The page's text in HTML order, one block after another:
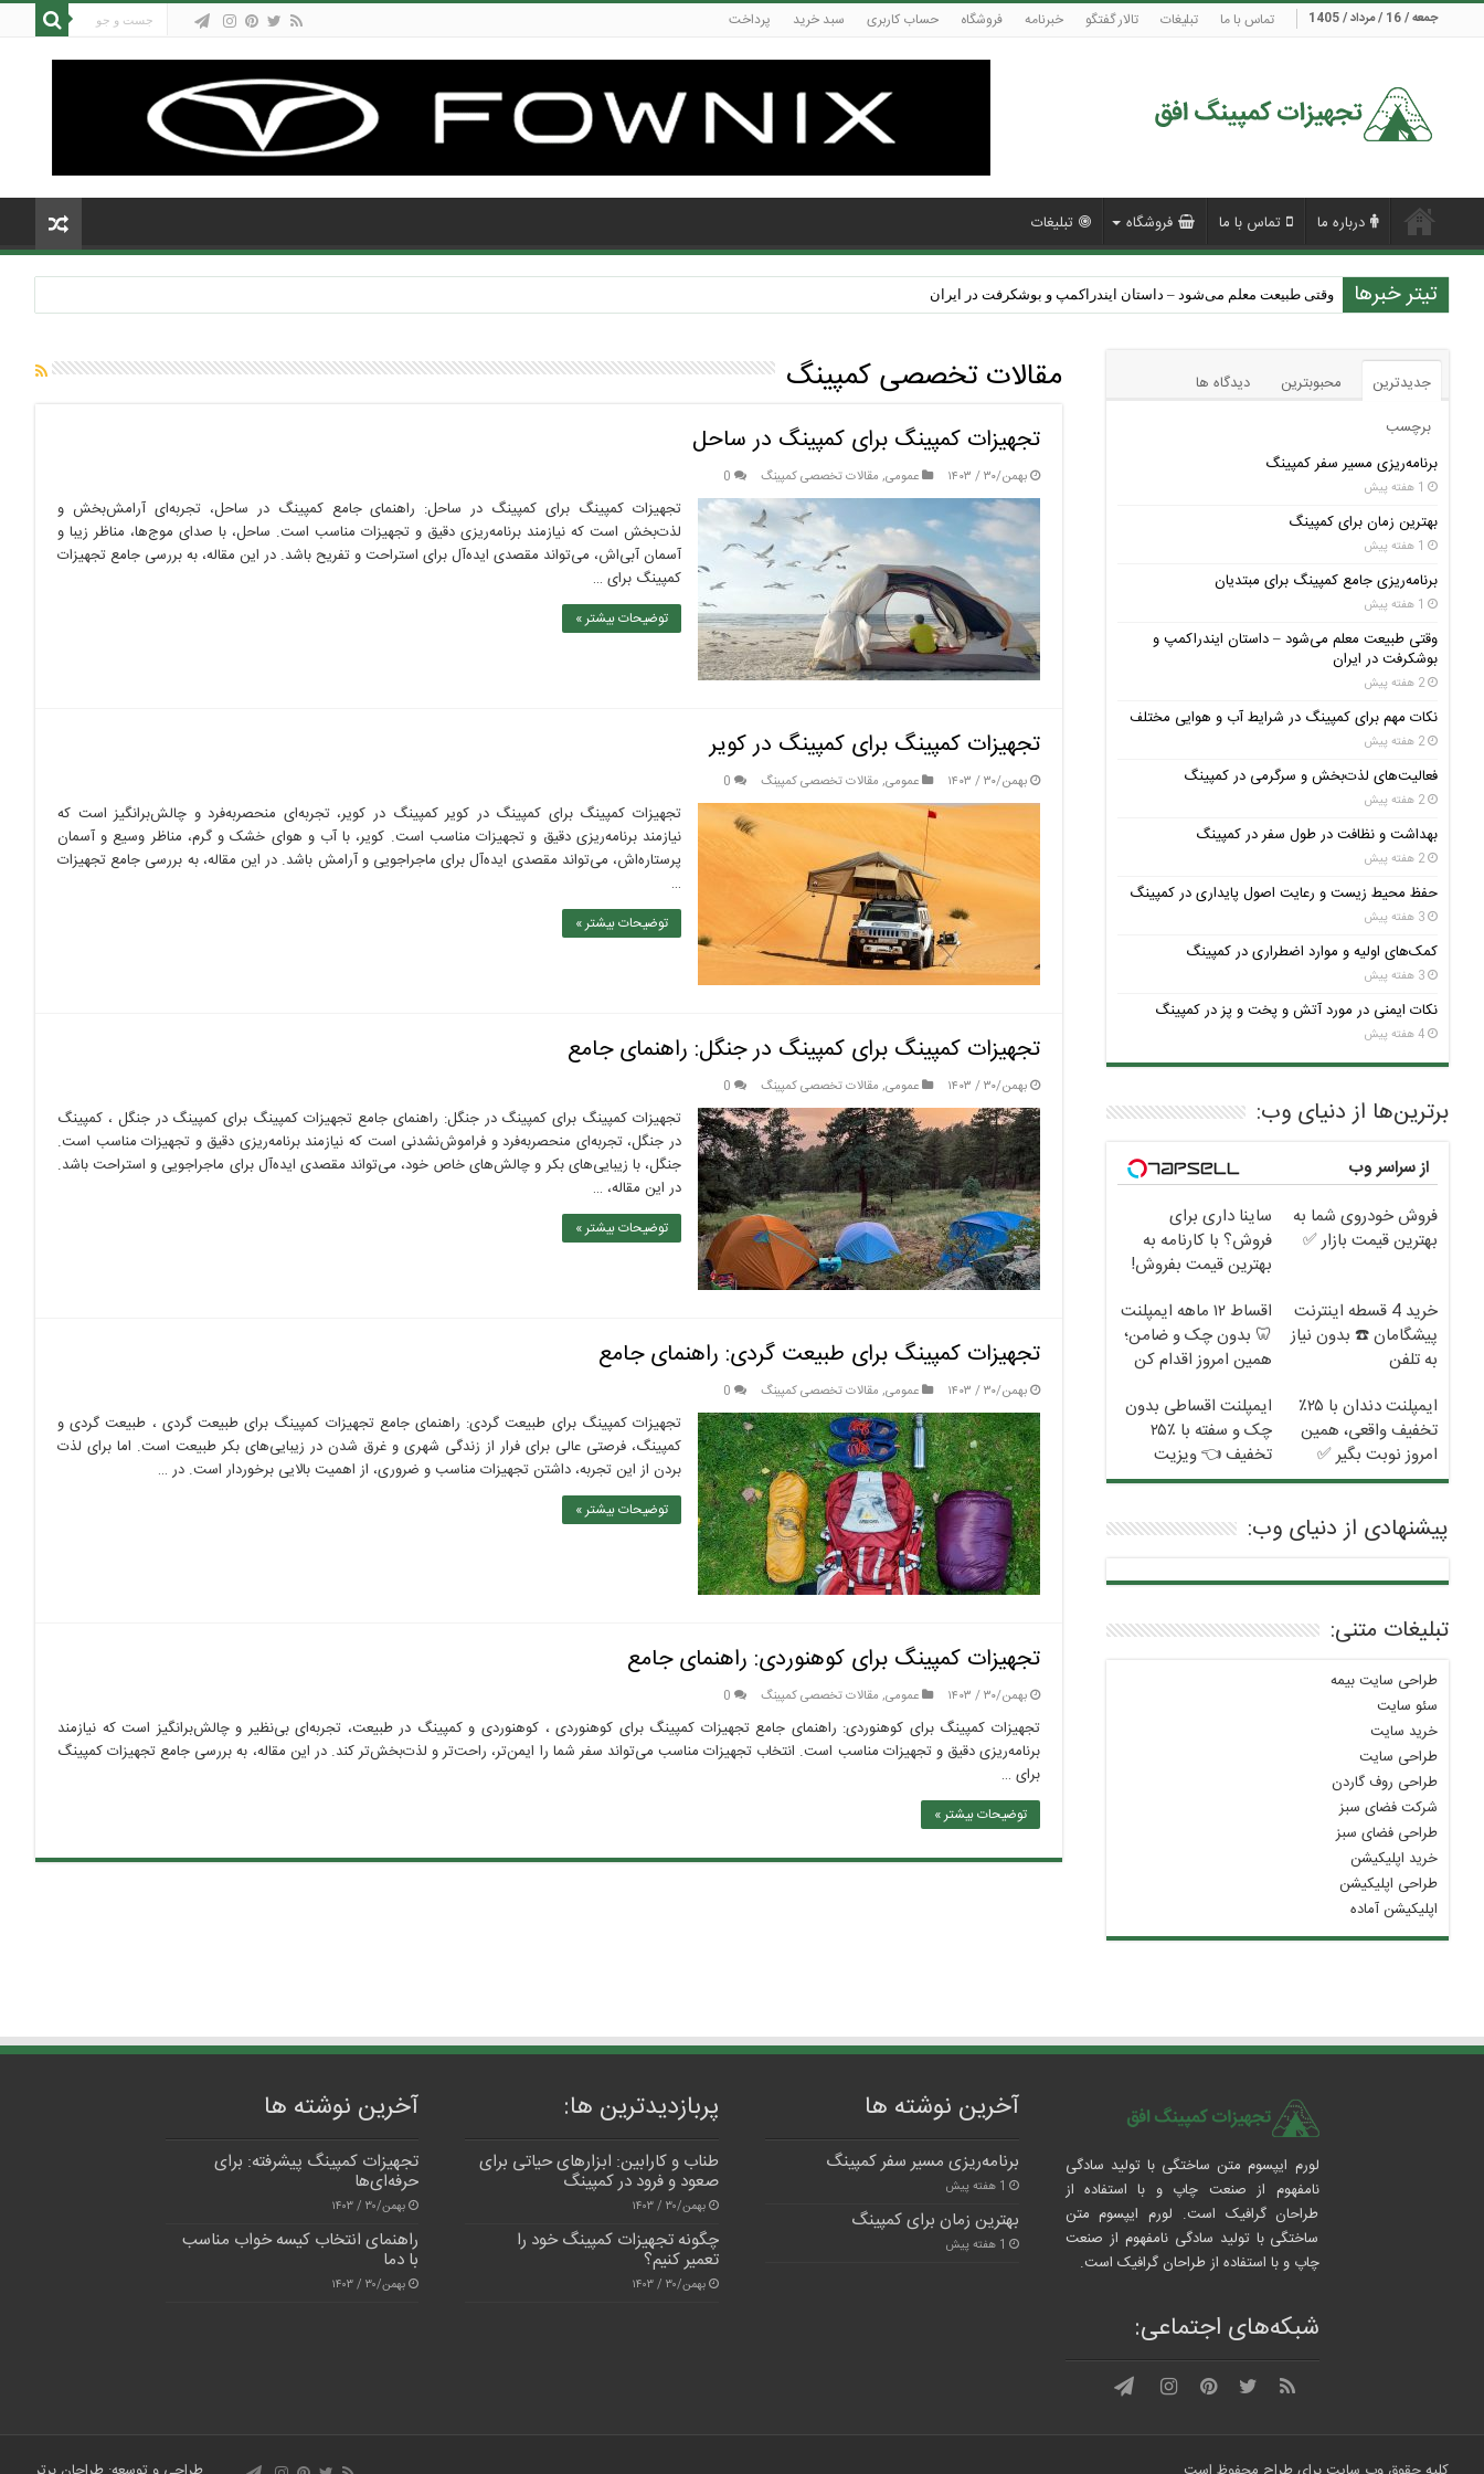
جمعه / 16 / مرداد / 1405 تماس با ما تبلیغات تالار گفتگو خبرنامه فروشگاه حساب کاربری سبد خرید پرداخت
درباره ما تماس با ما فروشگاه تبلیغات
تیتر خبرها وقتی طبیعت معلم می‌شود – داستان ایندراکمپ و بوشکرفت در ایران
نکات مهم برای کمپینگ در شرایط آب و هوایی مختلف
مقالات تخصصی کمپینگ
تجهیزات کمپینگ برای کمپینگ در ساحل
بهمن/۳۰ / ۱۴۰۳ عمومی, مقالات تخصصی کمپینگ 0
تجهیزات کمپینگ برای کمپینگ در ساحل: راهنمای جامع کمپینگ در ساحل، تجربه‌ای آرامش‌بخش و
لذت‌بخش است که نیازمند برنامه‌ریزی دقیق و تجهیزات مناسب است. ساحل، با صدای موج‌ها، مناظر زیبا و
آسمان آبی‌اش، می‌تواند مقصدی ایده‌آل برای استراحت و تفریح باشد. در این مقاله، به بررسی جامع تجهیزات
کمپینگ برای …
توضیحات بیشتر »
تجهیزات کمپینگ برای کمپینگ در کویر
بهمن/۳۰ / ۱۴۰۳ عمومی, مقالات تخصصی کمپینگ 0
تجهیزات کمپینگ برای کمپینگ در کویر کمپینگ در کویر، تجربه‌ای منحصربه‌فرد و چالش‌برانگیز است که
نیازمند برنامه‌ریزی دقیق و تجهیزات مناسب است. کویر، با آب و هوای خشک و گرم، مناظر وسیع و آسمان
پرستاره‌اش، می‌تواند مقصدی ایده‌آل برای ماجراجویی و آرامش باشد. در این مقاله، به بررسی جامع تجهیزات
…
توضیحات بیشتر »
تجهیزات کمپینگ برای کمپینگ در جنگل: راهنمای جامع
بهمن/۳۰ / ۱۴۰۳ عمومی, مقالات تخصصی کمپینگ 0
تجهیزات کمپینگ برای کمپینگ در جنگل: راهنمای جامع تجهیزات کمپینگ برای کمپینگ در جنگل ، کمپینگ
در جنگل، تجربه‌ای منحصربه‌فرد و فراموش‌نشدنی است که نیازمند برنامه‌ریزی دقیق و تجهیزات مناسب است.
جنگل، با زیبایی‌های بکر و چالش‌های خاص خود، می‌تواند مقصدی ایده‌آل برای ماجراجویی و استراحت باشد.
در این مقاله، …
توضیحات بیشتر »
تجهیزات کمپینگ برای طبیعت گردی: راهنمای جامع
بهمن/۳۰ / ۱۴۰۳ عمومی, مقالات تخصصی کمپینگ 0
تجهیزات کمپینگ برای طبیعت گردی: راهنمای جامع تجهیزات کمپینگ برای طبیعت گردی ، طبیعت گردی و
کمپینگ، فرصتی عالی برای فرار از زندگی شهری و غرق شدن در زیبایی‌های بکر طبیعت است. اما برای لذت
بردن از این تجربه، داشتن تجهیزات مناسب و ضروری، از اهمیت بالایی برخوردار است. در …
توضیحات بیشتر »
تجهیزات کمپینگ برای کوهنوردی: راهنمای جامع
بهمن/۳۰ / ۱۴۰۳ عمومی, مقالات تخصصی کمپینگ 0
تجهیزات کمپینگ برای کوهنوردی: راهنمای جامع تجهیزات کمپینگ برای کوهنوردی ، کوهنوردی و کمپینگ در طبیعت، تجربه‌ای بی‌نظیر و چالش‌برانگیز است که نیازمند
برنامه‌ریزی دقیق و تجهیزات مناسب است. انتخاب تجهیزات مناسب می‌تواند سفر شما را ایمن‌تر، راحت‌تر و لذت‌بخش‌تر کند. در این مقاله، به بررسی جامع تجهیزات کمپینگ
برای …
توضیحات بیشتر »
جدیدترین محبوبترین
دیدگاه ها
برچسب
برنامه‌ریزی مسیر سفر کمپینگ
1 هفته پیش
بهترین زمان برای کمپینگ
1 هفته پیش
برنامه‌ریزی جامع کمپینگ برای مبتدیان
1 هفته پیش
وقتی طبیعت معلم می‌شود – داستان ایندراکمپ و
بوشکرفت در ایران
2 هفته پیش
نکات مهم برای کمپینگ در شرایط آب و هوایی مختلف
2 هفته پیش
فعالیت‌های لذت‌بخش و سرگرمی در کمپینگ
2 هفته پیش
بهداشت و نظافت در طول سفر در کمپینگ
2 هفته پیش
حفظ محیط زیست و رعایت اصول پایداری در کمپینگ
3 هفته پیش
کمک‌های اولیه و موارد اضطراری در کمپینگ
3 هفته پیش
نکات ایمنی در مورد آتش و پخت و پز در کمپینگ
4 هفته پیش
برترین‌ها از دنیای وب:
از سراسر وب
فروش خودروی شما به
بهترین قیمت بازار ✅
ساینا داری برای
فروش؟ با کارنامه به
بهترین قیمت بفروش!
خرید 4 قسطه اینترنت
پیشگامان ☎️ بدون نیاز
به تلفن
اقساط ۱۲ ماهه ایمپلنت
🦷 بدون چک و ضامن؛
همین امروز اقدام کن
ایمپلنت دندان با ۲۵٪
تخفیف واقعی، همین
امروز نوبت بگیر ✅
ایمپلنت اقساطی بدون
چک و سفته با ٪۲۵
تخفیف 👈 ویزیت
رایگان توسط متخصص
پیشنهادی از دنیای وب:
تبلیغات متنی:
طراحی سایت بیمه
سئو سایت
خرید سایت
طراحی سایت
طراحی روف گاردن
شرکت فضای سبز
طراحی فضای سبز
خرید اپلیکیشن
طراحی اپلیکیشن
اپلیکیشن آماده
لورم ایپسوم متن ساختگی با تولید سادگی
نامفهوم از صنعت چاپ و با استفاده از
طراحان گرافیک است. لورم ایپسوم متن
ساختگی با تولید سادگی نامفهوم از صنعت
چاپ و با استفاده از طراحان گرافیک است.
شبکه‌های اجتماعی:
آخرین نوشته ها
برنامه‌ریزی مسیر سفر کمپینگ
1 هفته پیش
بهترین زمان برای کمپینگ
1 هفته پیش
پربازدیدترین‌ ها:
طناب و کارابین: ابزارهای حیاتی برای
صعود و فرود در کمپینگ
بهمن/۳۰ / ۱۴۰۳
چگونه تجهیزات کمپینگ خود را
تعمیر کنیم؟
بهمن/۳۰ / ۱۴۰۳
آخرین نوشته ها
تجهیزات کمپینگ پیشرفته: برای
حرفه‌ای‌ها
بهمن/۳۰ / ۱۴۰۳
راهنمای انتخاب کیسه خواب مناسب
با دما
بهمن/۳۰ / ۱۴۰۳